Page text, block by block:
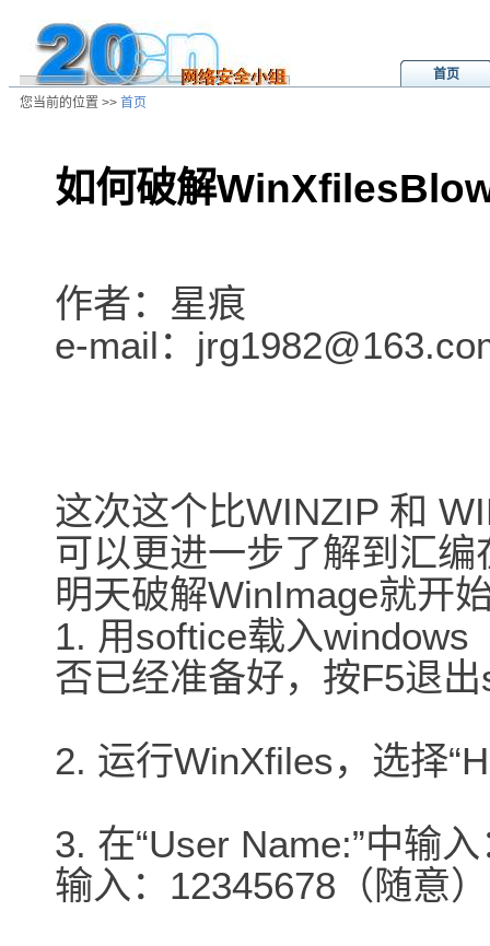
首页
您当前的位置 >> 首页
如何破解
作者：星痕
e-mail：
这次这个比WINZIP 和
可以更进一步了解到汇
明天破解WinImage就开
1. 用softice载入windows
否已经准备好，按F5退
2. 运行WinXfiles，选择
3. 在“User Name:”中输
输入：12345678（随意